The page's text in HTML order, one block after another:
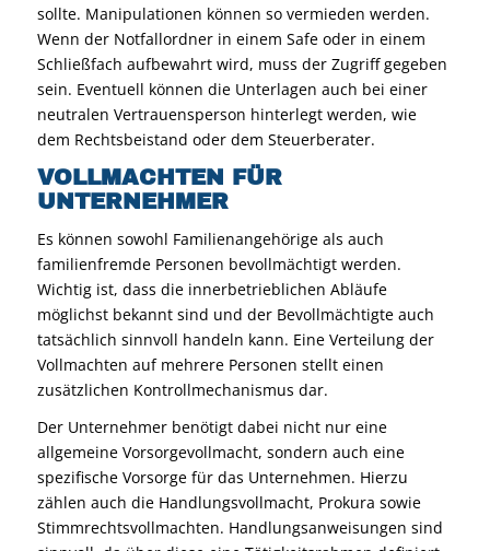
sollte. Manipulationen können so vermieden werden.
Wenn der Notfallordner in einem Safe oder in einem
Schließfach aufbewahrt wird, muss der Zugriff gegeben
sein. Eventuell können die Unterlagen auch bei einer
neutralen Vertrauensperson hinterlegt werden, wie
dem Rechtsbeistand oder dem Steuerberater.
VOLLMACHTEN FÜR
UNTERNEHMER
Es können sowohl Familienangehörige als auch
familienfremde Personen bevollmächtigt werden.
Wichtig ist, dass die innerbetrieblichen Abläufe
möglichst bekannt sind und der Bevollmächtigte auch
tatsächlich sinnvoll handeln kann. Eine Verteilung der
Vollmachten auf mehrere Personen stellt einen
zusätzlichen Kontrollmechanismus dar.
Der Unternehmer benötigt dabei nicht nur eine
allgemeine Vorsorgevollmacht, sondern auch eine
spezifische Vorsorge für das Unternehmen. Hierzu
zählen auch die Handlungsvollmacht, Prokura sowie
Stimmrechtsvollmachten. Handlungsanweisungen sind